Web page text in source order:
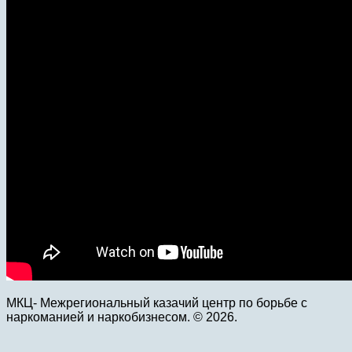
МКЦ- Межрегиональный казачий центр по борьбе с
наркоманией и наркобизнесом. © 2026.